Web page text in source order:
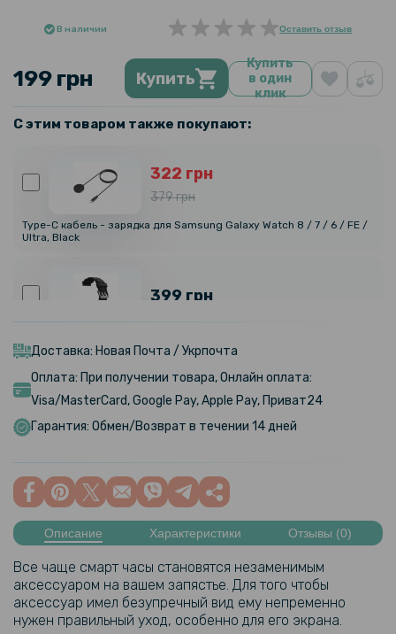
В наличии Оставить отзыв
199 грн Купить
Купить
в один
клик
С этим товаром также покупают:
322 грн
379 грн
Type-C кабель - зарядка для Samsung Galaxy Watch 8 / 7 / 6 / FE /
Ultra, Black
399 грн
Watch 7 / 6 / 5, 20mm
169 грн
199 грн
Watch 6 40mm
119 грн
149 грн
Watch8 40mm с рамкой для поклейки
Доставка: Новая Почта / Укрпочта
Оплата: При получении товара, Онлайн оплата:
Visa/MasterCard, Google Pay, Apple Pay, Приват24
Гарантия: Обмен/Возврат в течении 14 дней
Описание Характеристики Отзывы (0)
Все чаще смарт часы становятся незаменимым
аксессуаром на вашем запястье. Для того чтобы
аксессуар имел безупречный вид ему непременно
нужен правильный уход, особенно для его экрана.